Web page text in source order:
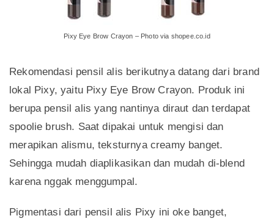
Pixy Eye Brow Crayon – Photo via shopee.co.id
Rekomendasi pensil alis berikutnya datang dari brand
lokal Pixy, yaitu Pixy Eye Brow Crayon. Produk ini
berupa pensil alis yang nantinya diraut dan terdapat
spoolie brush. Saat dipakai untuk mengisi dan
merapikan alismu, teksturnya creamy banget.
Sehingga mudah diaplikasikan dan mudah di-blend
karena nggak menggumpal.
Pigmentasi dari pensil alis Pixy ini oke banget,